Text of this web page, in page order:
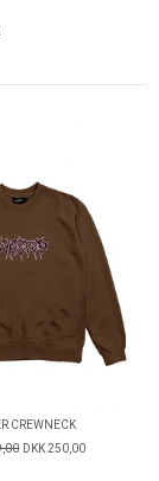
CREWNECK
DKK 250,00